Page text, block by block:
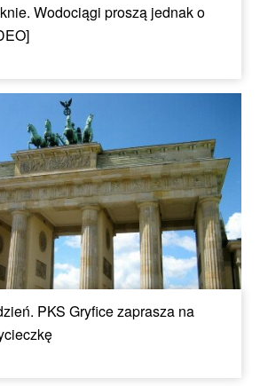
Wodociągi proszą jednak o
PKS Gryfice zaprasza na